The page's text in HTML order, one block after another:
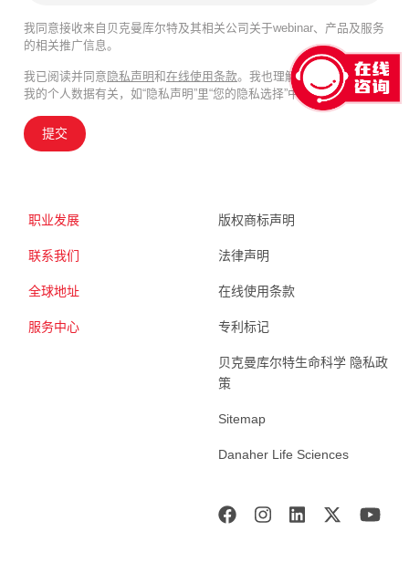
我同意接收来自贝克曼库尔特及其相关公司关于webinar、产品及服务
的相关推广信息。
我已阅读并同意 隐私声明和在线使用条款。我也理解我的隐私选择与
我的个人数据有关，如“隐私声明”里“您的隐私选择”中所述。
提交
职业发展
联系我们
全球地址
服务中心
版权商标声明
法律声明
在线使用条款
专利标记
贝克曼库尔特生命科学 隐私政
策
Sitemap
Danaher Life Sciences